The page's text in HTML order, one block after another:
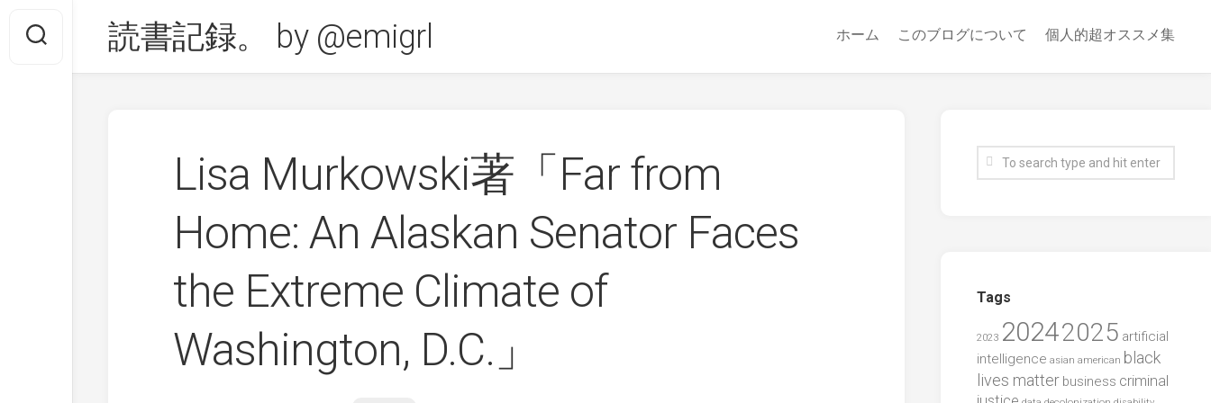
content
読書記録。 by @emigrl ホーム このブログについて 個人的超オススメ集
Lisa Murkowski著「Far from
Home: An Alaskan Senator Faces
the Extreme Climate of
Washington, D.C.」
Tags
2023 20242025 artificial
intelligence asian american black
lives matter business criminal